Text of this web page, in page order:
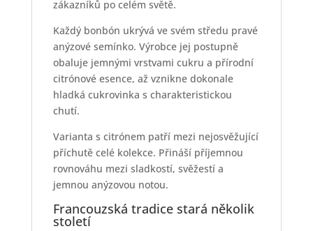
zákazníků po celém světě.
Každý bonbón ukrývá ve svém středu pravé
anýzové semínko. Výrobce jej postupně
obaluje jemnými vrstvami cukru a přírodní
citrónové esence, až vznikne dokonale
hladká cukrovinka s charakteristickou
chutí.
Varianta s citrónem patří mezi nejosvěžující
příchutě celé kolekce. Přináší příjemnou
rovnováhu mezi sladkostí, svěžestí a
jemnou anýzovou notou.
Francouzská tradice stará několik
století